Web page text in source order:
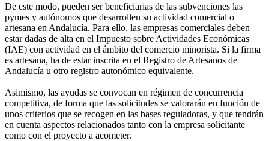
De este modo, pueden ser beneficiarias de las subvenciones las
pymes y autónomos que desarrollen su actividad comercial o
artesana en Andalucía. Para ello, las empresas comerciales deben
estar dadas de alta en el Impuesto sobre Actividades Económicas
(IAE) con actividad en el ámbito del comercio minorista. Si la firma
es artesana, ha de estar inscrita en el Registro de Artesanos de
Andalucía u otro registro autonómico equivalente.
Asimismo, las ayudas se convocan en régimen de concurrencia
competitiva, de forma que las solicitudes se valorarán en función de
unos criterios que se recogen en las bases reguladoras, y que tendrán
en cuenta aspectos relacionados tanto con la empresa solicitante
como con el proyecto a acometer.